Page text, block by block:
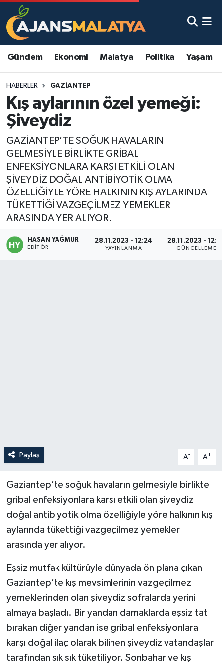
Gündem Ekonomi Malatya Politika Yaşam
HABERLER GAZIANTEP
Kış aylarının özel yemeği:
Şiveydiz
GAZİANTEP’TE SOĞUK HAVALARIN
GELMESİYLE BİRLİKTE GRİBAL
ENFEKSİYONLARA KARŞI ETKİLİ OLAN
ŞİVEYDİZ DOĞAL ANTİBİYOTİK OLMA
ÖZELLİĞİYLE YÖRE HALKININ KIŞ AYLARINDA
TÜKETTİĞİ VAZGEÇİLMEZ YEMEKLER
ARASINDA YER ALIYOR.
HASAN YAĞMUR
EDITÖR
28.11.2023 - 12:24
YAYINLANMA
28.11.2023 -
GÜNCELLEME
Paylaş A- A+
Gaziantep’te soğuk havaların gelmesiyle birlikte
gribal enfeksiyonlara karşı etkili olan şiveydiz
doğal antibiyotik olma özelliğiyle yöre halkının kış
aylarında tükettiği vazgeçilmez yemekler
arasında yer alıyor.
Eşsiz mutfak kültürüyle dünyada ön plana çıkan
Gaziantep’te kış mevsimlerinin vazgeçilmez
yemeklerinden olan şiveydiz sofralarda yerini
almaya başladı. Bir yandan damaklarda eşsiz tat
bırakan diğer yandan ise gribal enfeksiyonlara
karşı doğal ilaç olarak bilinen şiveydiz vatandaşlar
tarafından sık sık tüketiliyor. Sonbahar ve kış
Asayiş
Eğitim
Ekonomi
Gündem
Kadın
Kültür & Sanat
Magazin
Politika
Malatya Nöbetçi Eczaneler
Malatya Namaz Vakitleri
Malatya Trafik Yoğunluk Haritası
TFF 3.Lig 2.Grup Puan Durumu ve Fikstür
Tüm Manşetler
Son Dakika Haberleri
Haber Arşivi